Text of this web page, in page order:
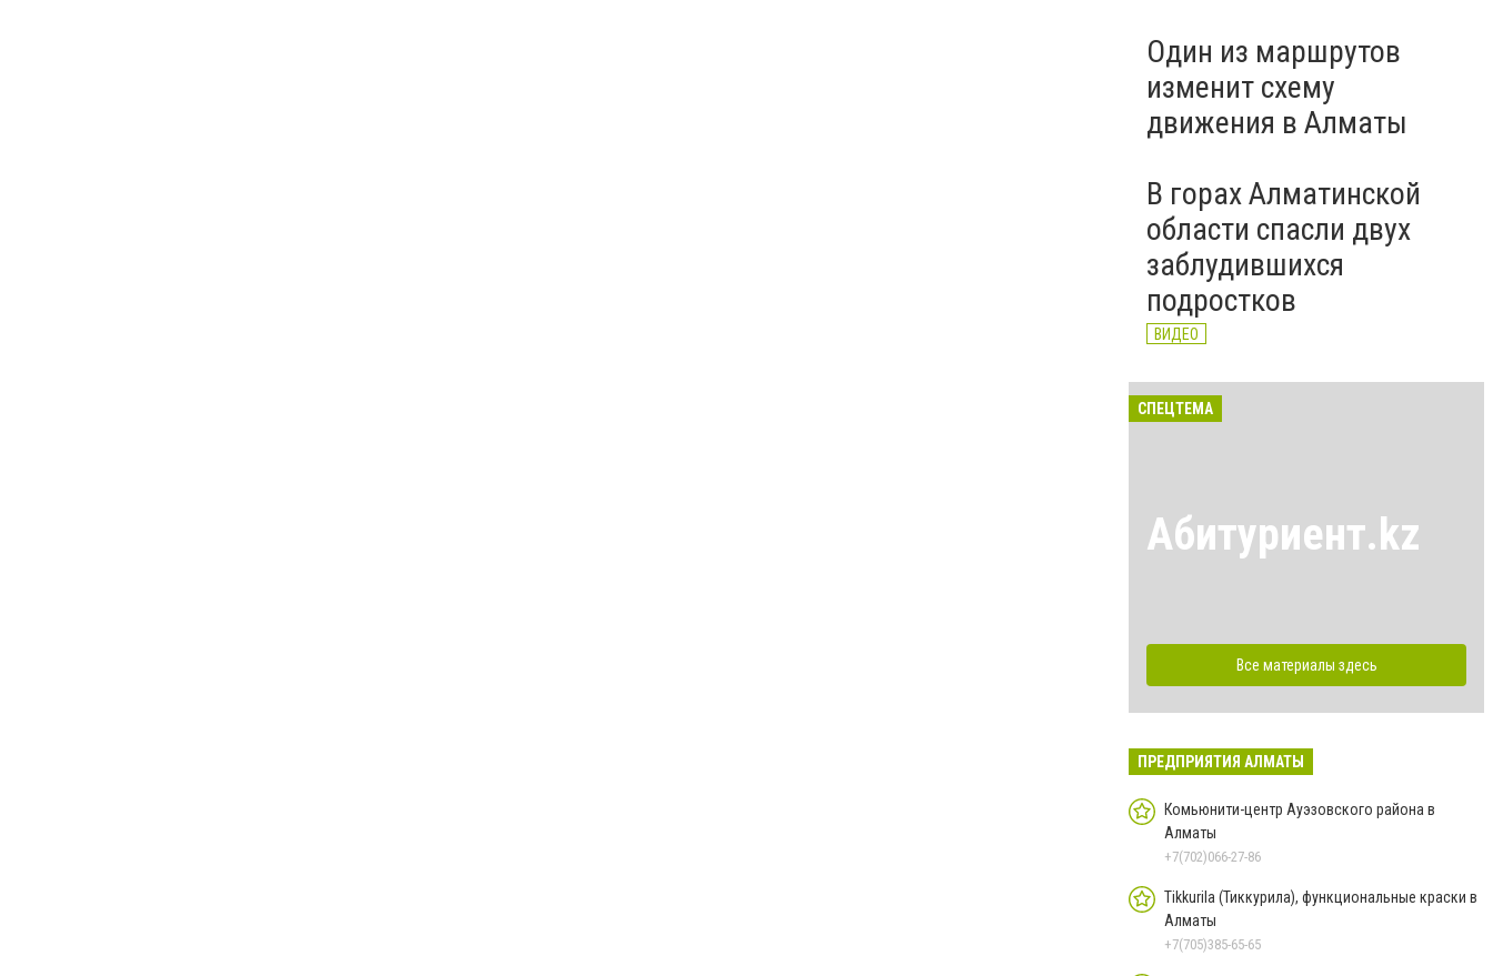
Один из маршрутов
изменит схему
движения в Алматы
В горах Алматинской
области спасли двух
заблудившихся
подростков
ВИДЕО
СПЕЦТЕМА
Абитуриент.kz
Все материалы здесь
ПРЕДПРИЯТИЯ АЛМАТЫ
Комьюнити-центр Ауэзовского района в
Алматы
+7(702)066-27-86
Tikkurila (Тиккурила), функциональные краски в
Алматы
+7(705)385-65-65